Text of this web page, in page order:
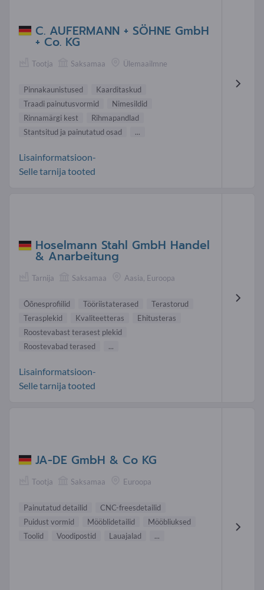
C. AUFERMANN + SÖHNE GmbH
+ Co. KG
Tootja Saksamaa Ülemaailmne
Pinnakaunistused
Kaarditaskud
Traadi painutusvormid
Nimesildid
Rinnamärgi kest
Rihmapandlad
Stantsitud ja painutatud osad
...
Lisainformatsioon-
Selle tarnija tooted
Hoselmann Stahl GmbH Handel
& Anarbeitung
Tarnija Saksamaa Aasia, Euroopa
Õõnesprofiilid Tööriistaterased
Terastorud
Terasplekid
Kvaliteet teras
Ehitusteras
Roostevabast terasest plekid
Roostevabad terased
...
Lisainformatsioon-
Selle tarnija tooted
JA-DE GmbH & Co KG
Tootja Saksamaa Euroopa
Painutatud detailid
CNC-freesdetailid
Puidust vormid
Mööblidetailid
Mööbliuksed
Toolid
Voodipostid Lauajalad ...